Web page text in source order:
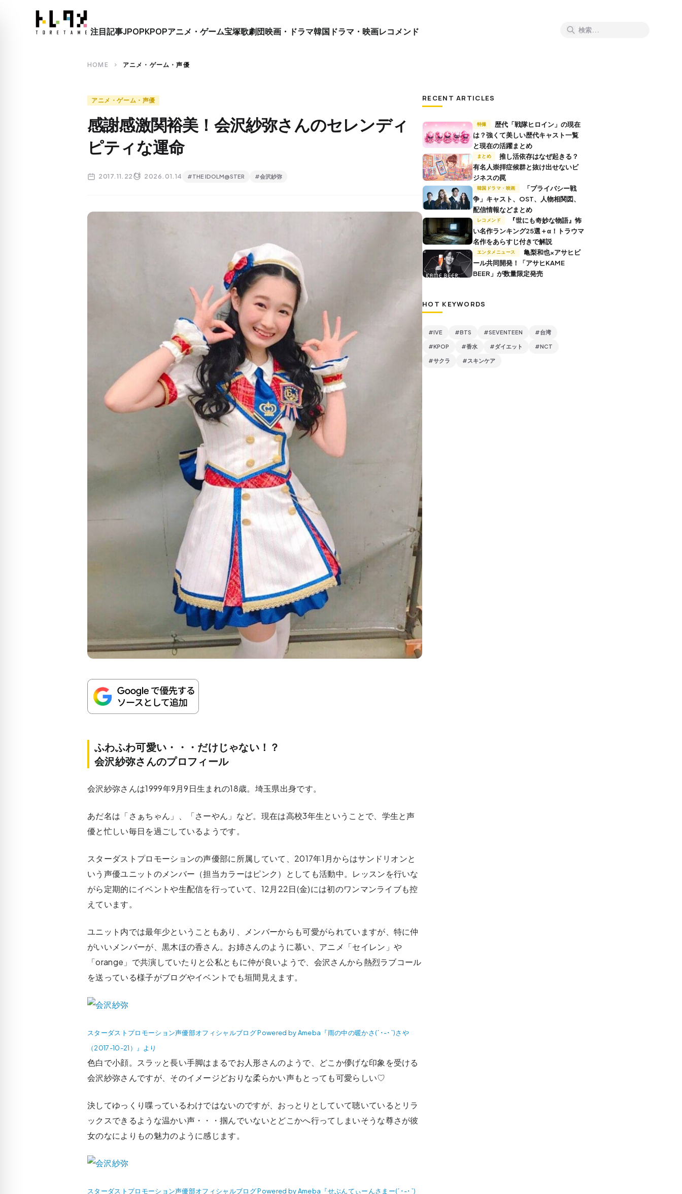
close
注目記事JPOPKPOPアニメ・ゲーム宝塚歌劇団映画・ドラマ韓国ドラマ・映画レコメンド
HOME chevron_right アニメ・ゲーム・声優
アニメ・ゲーム・声優
感謝感激関裕美！会沢紗弥さんのセレンディ
ピティな運命
2017.11.22 2026.01.14 #THE IDOLM@STER #会沢紗弥
ふわふわ可愛い・・・だけじゃない！？
会沢紗弥さんのプロフィール
会沢紗弥さんは1999年9月9日生まれの18歳。埼玉県出身です。
あだ名は「さぁちゃん」、「さーやん」など。現在は高校3年生ということで、学生と声
優と忙しい毎日を過ごしているようです。
スターダストプロモーションの声優部に所属していて、2017年1月からはサンドリオンと
いう声優ユニットのメンバー（担当カラーはピンク）としても活動中。レッスンを行いな
がら定期的にイベントや生配信を行っていて、12月22日(金)には初のワンマンライブも控
えています。
ユニット内では最年少ということもあり、メンバーからも可愛がられていますが、特に仲
がいいメンバーが、黒木ほの香さん。お姉さんのように慕い、アニメ「セイレン」や
「orange」で共演していたりと公私ともに仲が良いようで、会沢さんから熱烈ラブコール
を送っている様子がブログやイベントでも垣間見えます。
スターダストプロモーション声優部オフィシャルブログ Powered by Ameba『雨の中の暖かさ(´･-･`)さや
（2017-10-21）』より
色白で小顔。スラッと長い手脚はまるでお人形さんのようで、どこか儚げな印象を受ける
会沢紗弥さんですが、そのイメージどおりな柔らかい声もとっても可愛らしい♡
決してゆっくり喋っているわけではないのですが、おっとりとしていて聴いているとリラ
ックスできるような温かい声・・・掴んでいないとどこかへ行ってしまいそうな尊さが彼
女のなによりもの魅力のように感じます。
スターダストプロモーション声優部オフィシャルブログ Powered by Ameba『せぶんてぃーんさまー(´･-･`)
RECENT ARTICLES
特撮
は？強くて美しい歴代キャスト一覧
と現在の活躍まとめ
まとめ
推し活依存はなぜ起きる？
有名人崇拝症候群と抜け出せないビ
ジネスの罠
韓国ドラマ・映画
争」キャスト、OST、人物相関図、
配信情報などまとめ
レコメンド
い名作ランキング25選＋α！トラウマ
名作をあらすじ付きで解説
エンタメニュース
ール共同開発！「アサヒKAME
BEER」が数量限定発売
HOT KEYWORDS
#IVE #BTS #SEVENTEEN #台湾
#KPOP #香水 #ダイエット #NCT
#サクラ #スキンケア